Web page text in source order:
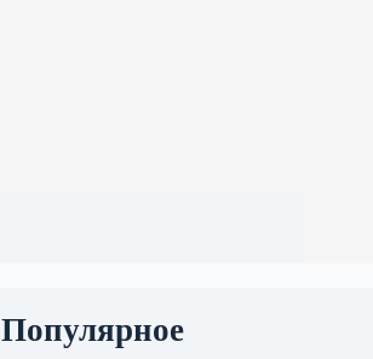
Популярное